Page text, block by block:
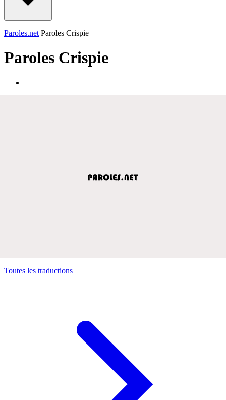
Paroles.net Paroles Crispie
Paroles Crispie
Toutes les traductions